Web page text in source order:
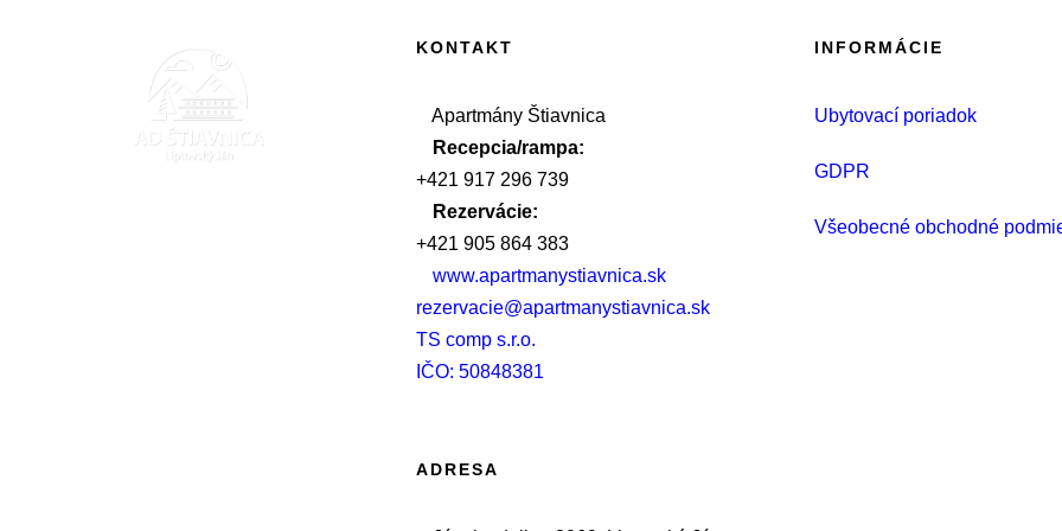
KONTAKT
Apartmány Štiavnica
Recepcia/rampa:
+421 917 296 739
Rezervácie:
+421 905 864 383
www.apartmanystiavnica.sk
rezervacie@apartmanystiavnica.sk
TS comp s.r.o.
IČO: 50848381
ADRESA
INFORMÁCIE
Ubytovací poriadok
GDPR
Všeobecné obchodné